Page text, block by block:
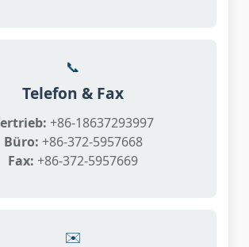
📞
Telefon & Fax
+86-18637293997
Büro: +86-372-5957668
Fax: +86-372-5957669
✉️